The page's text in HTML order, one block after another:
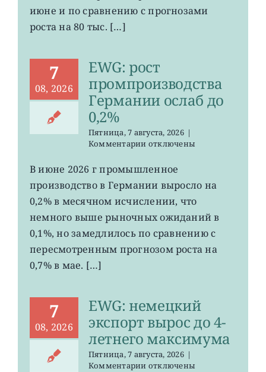
неожиданно
июне и по сравнению с прогнозами
роста на 80 тыс. […]
7
08, 2026
EWG: рост
промпроизводства
Германии ослаб до
0,2%
Пятница, 7 августа, 2026 |
Комментариик
EWG:
промпроизводства
Германии
до
0,2%
отключены
В июне 2026 г промышленное
производство в Германии выросло на
0,2% в месячном исчислении, что
немного выше рыночных ожиданий в
0,1%, но замедлилось по сравнению с
пересмотренным прогнозом роста на
0,7% в мае. […]
7
08, 2026
EWG: немецкий
экспорт вырос до 4-
летнего максимума
Пятница, 7 августа, 2026 |
Комментариикотключены